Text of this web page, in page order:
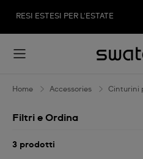
RESI ESTESI PER L'ESTATE
Sistem51
Home Accessories Cinturini
Filtri e Ordina
3 prodotti